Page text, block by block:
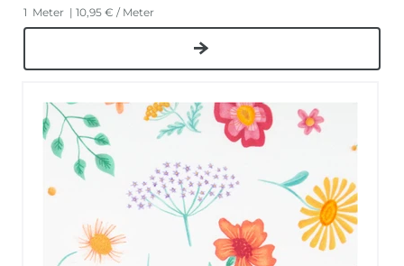
1 Meter | 10,95 € / Meter